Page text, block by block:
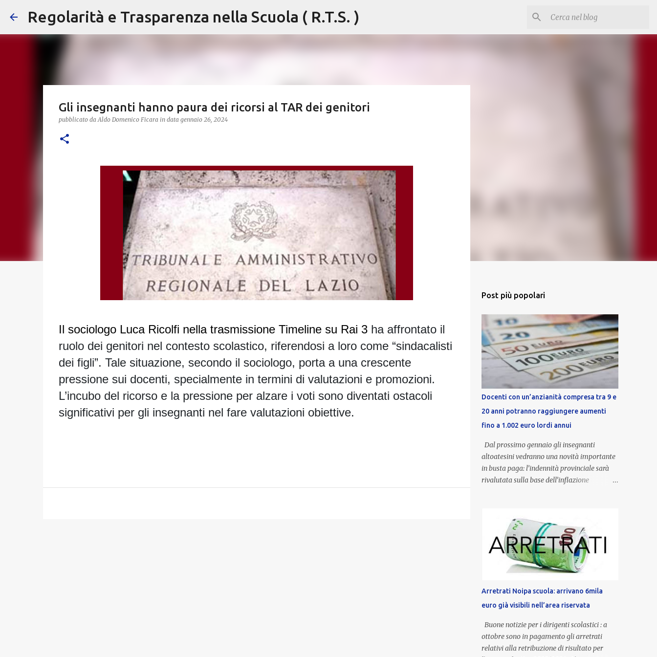
Passa ai contenuti principali
Regolarità e Trasparenza nella Scuola ( R.T.S. )
Gli insegnanti hanno paura dei ricorsi al TAR dei genitori
pubblicato daAldo Domenico Ficara in data gennaio 26, 2024
Il sociologo Luca Ricolfi nella trasmissione Timeline su Rai 3 ha affrontato il
ruolo dei genitori nel contesto scolastico, riferendosi a loro come “sindacalisti
dei figli”. Tale situazione, secondo il sociologo, porta a una crescente
pressione sui docenti, specialmente in termini di valutazioni e promozioni.
L’incubo del ricorso e la pressione per alzare i voti sono diventati ostacoli
significativi per gli insegnanti nel fare valutazioni obiettive.
Post più popolari
Docenti con un’anzianità compresa tra 9 e
20 anni potranno raggiungere aumenti
fino a 1.002 euro lordi annui
Dal prossimo gennaio gli insegnanti
altoatesini vedranno una novità importante
in busta paga: l’indennità provinciale sarà
rivalutata sulla base dell’inflazione
un’anzianità compresa tra 9 e 20 anni
potranno raggiungere fino a 1.002 euro lordi
annui. Il nuovo contratto provinciale
introduce inoltre un congedo speciale
dedicato alle donne vittime di violenza di
genere, in linea con la normativa nazionale e
con l’obiettivo di offrire maggiore tutela e
supporto in situazioni delicate. L’indennità
provinciale per i docenti è un unicum in
Italia: si tratta di una misura esclusiva della
Provincia autonoma di Bolzano, che integra
Arretrati Noipa scuola: arrivano 6mila
euro già visibili nell’area riservata
Buone notizie per i dirigenti scolastici : a
ottobre sono in pagamento gli arretrati
relativi alla retribuzione di risultato per